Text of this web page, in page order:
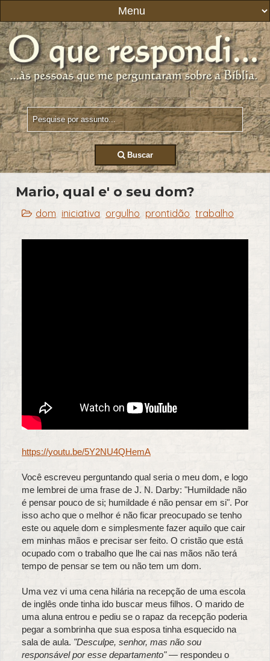
Buscar
Mario, qual e' o seu dom?
dom, iniciativa, orgulho, prontidão, trabalho
https://youtu.be/5Y2NU4QHemA
Você escreveu perguntando qual seria o meu dom, e logo
me lembrei de uma frase de J. N. Darby: "Humildade não
é pensar pouco de si; humildade é não pensar em si". Por
isso acho que o melhor é não ficar preocupado se tenho
este ou aquele dom e simplesmente fazer aquilo que cair
em minhas mãos e precisar ser feito. O cristão que está
ocupado com o trabalho que lhe cai nas mãos não terá
tempo de pensar se tem ou não tem um dom.
Uma vez vi uma cena hilária na recepção de uma escola
de inglês onde tinha ido buscar meus filhos. O marido de
uma aluna entrou e pediu se o rapaz da recepção poderia
pegar a sombrinha que sua esposa tinha esquecido na
sala de aula. "Desculpe, senhor, mas não sou
responsável por esse departamento" — respondeu o